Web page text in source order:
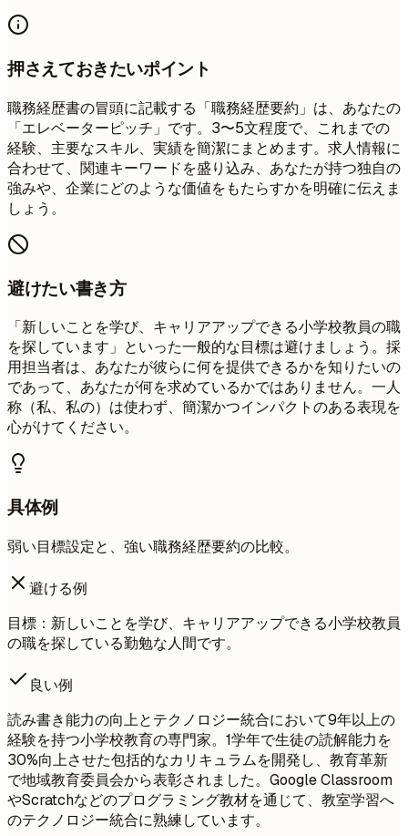
押さえておきたいポイント
職務経歴書の冒頭に記載する「職務経歴要約」は、あなたの
「エレベーターピッチ」です。3〜5文程度で、これまでの
経験、主要なスキル、実績を簡潔にまとめます。求人情報に
合わせて、関連キーワードを盛り込み、あなたが持つ独自の
強みや、企業にどのような価値をもたらすかを明確に伝えま
しょう。
避けたい書き方
「新しいことを学び、キャリアアップできる小学校教員の職
を探しています」といった一般的な目標は避けましょう。採
用担当者は、あなたが彼らに何を提供できるかを知りたいの
であって、あなたが何を求めているかではありません。一人
称（私、私の）は使わず、簡潔かつインパクトのある表現を
心がけてください。
具体例
弱い目標設定と、強い職務経歴要約の比較。
避ける例
目標：新しいことを学び、キャリアアップできる小学校教員
の職を探している勤勉な人間です。
良い例
読み書き能力の向上とテクノロジー統合において9年以上の
経験を持つ小学校教育の専門家。1学年で生徒の読解能力を
30%向上させた包括的なカリキュラムを開発し、教育革新
で地域教育委員会から表彰されました。Google Classroom
やScratchなどのプログラミング教材を通じて、教室学習へ
のテクノロジー統合に熟練しています。